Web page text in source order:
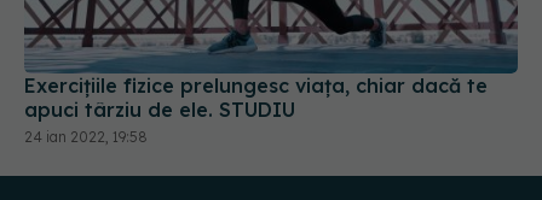
Exercițiile fizice prelungesc viața, chiar dacă te
apuci târziu de ele. STUDIU
24 ian 2022, 19:58